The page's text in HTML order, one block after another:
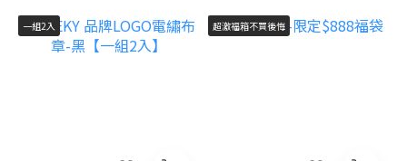
一組2入 超激福箱不買後悔